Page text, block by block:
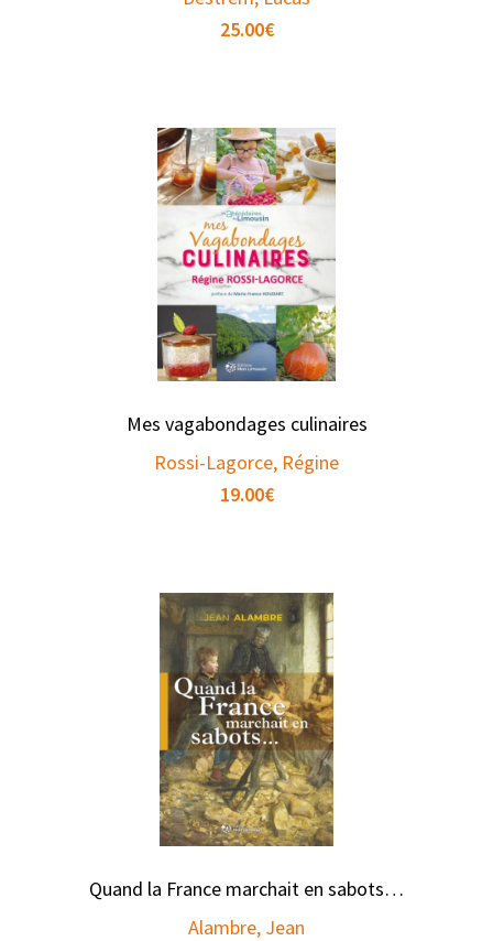
25.00€
Mes vagabondages culinaires
Rossi-Lagorce, Régine
19.00€
Quand la France marchait en sabots…
Alambre, Jean